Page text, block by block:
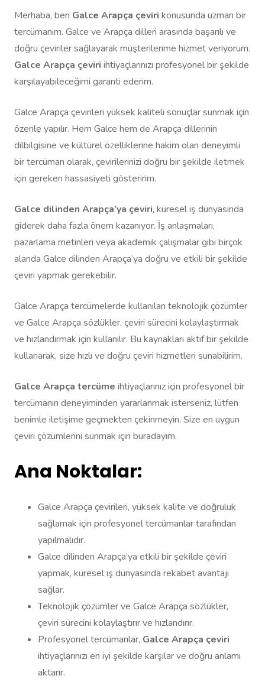
Merhaba, ben Galce Arapça çeviri konusunda uzman bir
tercümanım. Galce ve Arapça dilleri arasında başarılı ve
doğru çeviriler sağlayarak müşterilerime hizmet veriyorum.
Galce Arapça çeviri ihtiyaçlarınızı profesyonel bir şekilde
karşılayabileceğimi garanti ederim.
Galce Arapça çevirileri yüksek kaliteli sonuçlar sunmak için
özenle yapılır. Hem Galce hem de Arapça dillerinin
dilbilgisine ve kültürel özelliklerine hakim olan deneyimli
bir tercüman olarak, çevirilerinizi doğru bir şekilde iletmek
için gereken hassasiyeti gösteririm.
Galce dilinden Arapça’ya çeviri, küresel iş dünyasında
giderek daha fazla önem kazanıyor. İş anlaşmaları,
pazarlama metinleri veya akademik çalışmalar gibi birçok
alanda Galce dilinden Arapça’ya doğru ve etkili bir şekilde
çeviri yapmak gerekebilir.
Galce Arapça tercümelerde kullanılan teknolojik çözümler
ve Galce Arapça sözlükler, çeviri sürecini kolaylaştırmak
ve hızlandırmak için kullanılır. Bu kaynakları aktif bir şekilde
kullanarak, size hızlı ve doğru çeviri hizmetleri sunabilirim.
Galce Arapça tercüme ihtiyaçlarınız için profesyonel bir
tercümanın deneyiminden yararlanmak isterseniz, lütfen
benimle iletişime geçmekten çekinmeyin. Size en uygun
çeviri çözümlerini sunmak için buradayım.
Ana Noktalar:
Galce Arapça çevirileri, yüksek kalite ve doğruluk
sağlamak için profesyonel tercümanlar tarafından
yapılmalıdır.
Galce dilinden Arapça’ya etkili bir şekilde çeviri
yapmak, küresel iş dünyasında rekabet avantajı
sağlar.
Teknolojik çözümler ve Galce Arapça sözlükler,
çeviri sürecini kolaylaştırır ve hızlandırır.
Profesyonel tercümanlar, Galce Arapça çeviri
ihtiyaçlarınızı en iyi şekilde karşılar ve doğru anlamı
aktarır.